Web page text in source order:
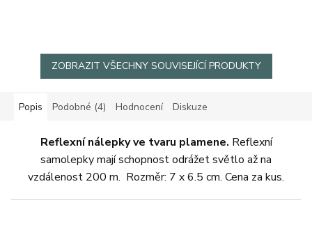
ZOBRAZIT VŠECHNY SOUVISEJÍCÍ PRODUKTY
Popis Podobné (4) Hodnocení Diskuze
Reflexní nálepky ve tvaru plamene. Reflexní
samolepky mají schopnost odrážet světlo až na
vzdálenost 200 m. Rozměr: 7 x 6.5 cm. Cena za kus.